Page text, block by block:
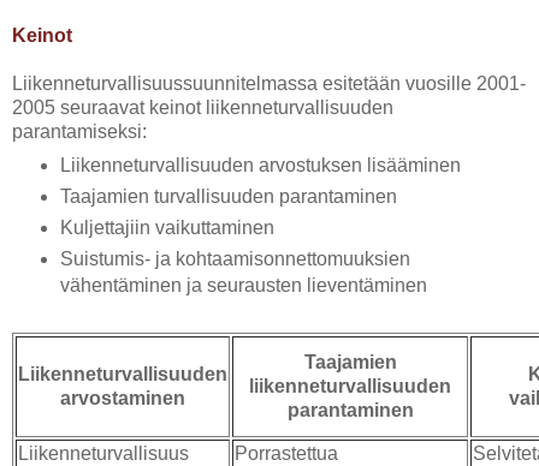
Keinot
Liikenneturvallisuussuunnitelmassa esitetään vuosille 2001-
2005 seuraavat keinot liikenneturvallisuuden
parantamiseksi:
Liikenneturvallisuuden arvostuksen lisääminen
Taajamien turvallisuuden parantaminen
Kuljettajiin vaikuttaminen
Suistumis- ja kohtaamisonnettomuuksien
vähentäminen ja seurausten lieventäminen
Liikenneturvallisuuden
arvostaminen
Taajamien
liikenneturvallisuuden
parantaminen
Liikenneturvallisuus
Porrastettua